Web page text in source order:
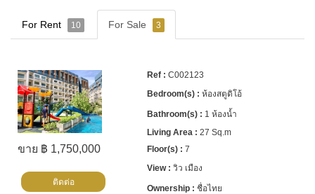
For Rent 10 For Sale 3
ขาย ฿ 1,750,000
C002123
ห้องสตูดิโอ้
1 ห้องน้ำ
27 Sq.m
7
วิว เมือง
ชื่อไทย
ติดต่อ